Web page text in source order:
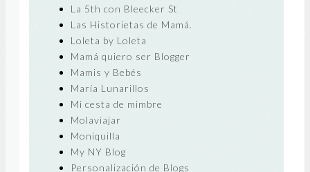
La 5th con Bleecker St
Las Historietas de Mamá.
Loleta by Loleta
Mamá quiero ser Blogger
Mamis y Bebés
María Lunarillos
Mi cesta de mimbre
Molaviajar
Moniquilla
My NY Blog
Personalización de Blogs